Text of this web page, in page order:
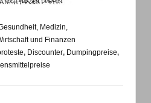
Medizin,
und Finanzen
, Discounter, Dumpingpreise,